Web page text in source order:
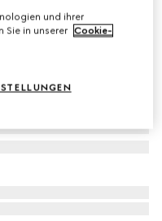
und ihrer
Sie in unserer Cookie-